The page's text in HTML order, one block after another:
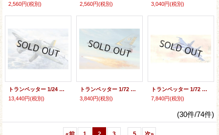
2,560円(税別)
2,560円(税別)
3,040円(税別)
トランペッター 1/24 ユンカース Ju-87A シュトゥーカ 【プラモデル】
13,440円(税別)
トランペッター 1/72 アメリカ空軍 F-106A デルタダート 【プラモデル】
3,840円(税別)
トランペッター 1/72 スホーイSu-34”フルバック”【プラモデル】
7,840円(税別)
(30件/74件)